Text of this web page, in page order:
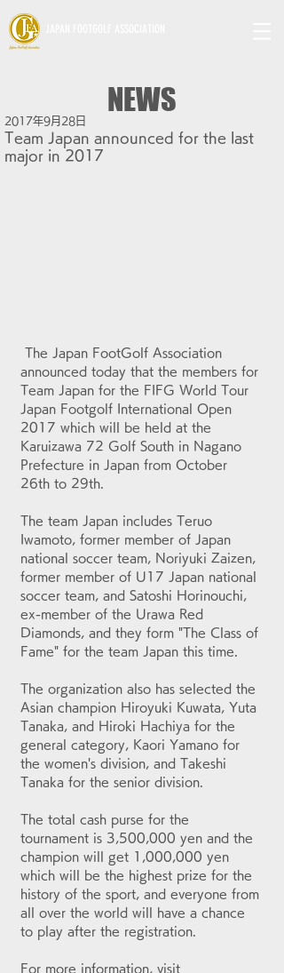
NEWS
Team Japan announced for the last
major in 2017
2017年9月28日
announced today that the members for
Team Japan for the FIFG World Tour
Japan Footgolf International Open
2017 which will be held at the
Karuizawa 72 Golf South in Nagano
Prefecture in Japan from October
26th to 29th.
The team Japan includes Teruo
Iwamoto, former member of Japan
national soccer team, Noriyuki Zaizen,
former member of U17 Japan national
soccer team, and Satoshi Horinouchi,
ex-member of the Urawa Red
Diamonds, and they form "The Class of
Fame" for the team Japan this time.
The organization also has selected the
Asian champion Hiroyuki Kuwata, Yuta
Tanaka, and Hiroki Hachiya for the
general category, Kaori Yamano for
the women's division, and Takeshi
Tanaka for the senior division.
The total cash purse for the
tournament is 3,500,000 yen and the
champion will get 1,000,000 yen
which will be the highest prize for the
history of the sport, and everyone from
all over the world will have a chance
to play after the registration.
For more information, visit